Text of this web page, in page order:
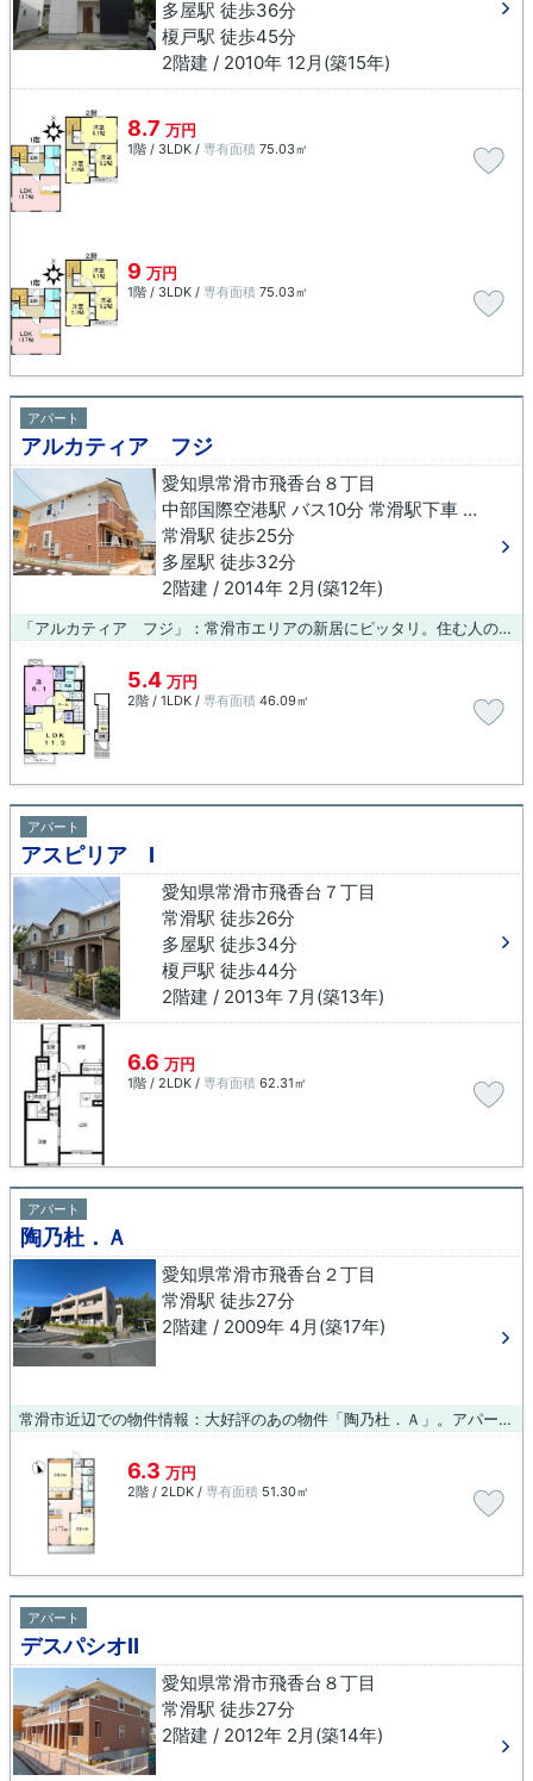
多屋駅 徒歩36分
榎戸駅 徒歩45分
2階建 / 2010年 12月(築15年)
8.7 万円
1階 / 3LDK / 専有面積 75.03㎡
9 万円
1階 / 3LDK / 専有面積 75.03㎡
アパート
アルカティア フジ
愛知県常滑市飛香台８丁目
中部国際空港駅 バス10分 常滑駅下車 徒歩24分
常滑駅 徒歩25分
多屋駅 徒歩32分
2階建 / 2014年 2月(築12年)
「アルカティア フジ」：常滑市エリアの新居にピッタリ。住む人のことも考えられている満足度の高いアパートです。数ある不動産物件の中からお客様の求めの条件に合った物件をお探しします。どうぞお気軽にご利用ください。
5.4 万円
2階 / 1LDK / 専有面積 46.09㎡
アパート
アスピリア Ⅰ
愛知県常滑市飛香台７丁目
常滑駅 徒歩26分
多屋駅 徒歩34分
榎戸駅 徒歩44分
2階建 / 2013年 7月(築13年)
6.6 万円
1階 / 2LDK / 専有面積 62.31㎡
アパート
陶乃杜．Ａ
愛知県常滑市飛香台２丁目
常滑駅 徒歩27分
2階建 / 2009年 4月(築17年)
常滑市近辺での物件情報：大好評のあの物件「陶乃杜．Ａ」。アパートタイプのお部屋です。常滑から近いお部屋をお探しなら、物件情報を豊富に扱う当社にお問い合わせください。ご希望の条件にマッチしたお部屋をご紹介致します。
6.3 万円
2階 / 2LDK / 専有面積 51.30㎡
アパート
デスパシオⅡ
愛知県常滑市飛香台８丁目
常滑駅 徒歩27分
2階建 / 2012年 2月(築14年)